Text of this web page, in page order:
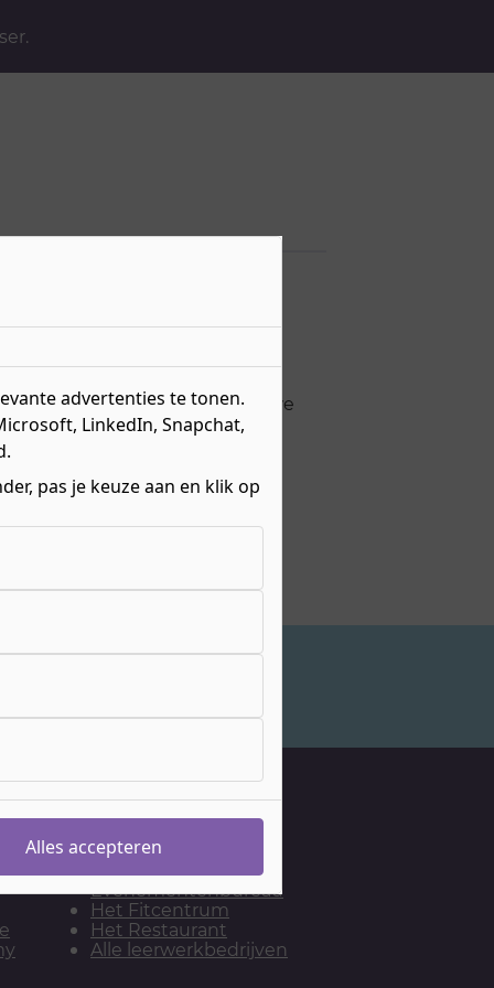
we voegen regelmatig nieuwe
Onze leerwerkbedrijven
De Kapsalon
Evenementenbureau
Het Fitcentrum
Het Restaurant
Alle leerwerkbedrijven
advertenties te tonen.
LinkedIn, Snapchat,
pas je keuze aan en klik op
Alles accepteren